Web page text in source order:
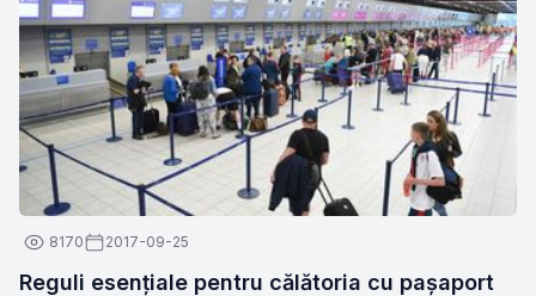
8170 2017-09-25
Reguli esențiale pentru călătoria cu pașaport